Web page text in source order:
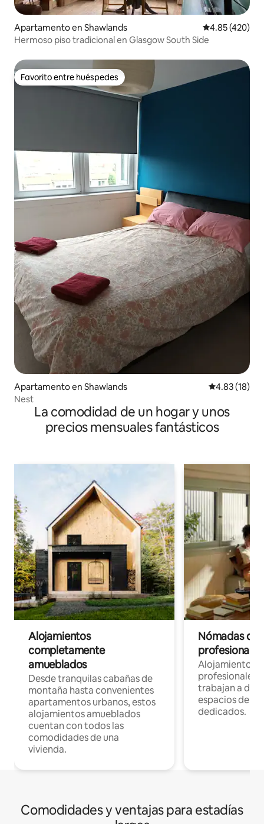
Apartamento en Shawlands Calificación
4.85 (420)
Hermoso piso tradicional en Glasgow South Side
Favorito entre huéspedes
Favorito entre huéspedes
Apartamento en Shawlands Calificación
4.83 (18)
Nest
La comodidad de un hogar y unos
precios mensuales fantásticos
Alojamientos
completamente
amueblados
Desde tranquilas cabañas de
montaña hasta convenientes
apartamentos urbanos, estos
alojamientos amueblados
cuentan con todos las
comodidades de una
vivienda.
Nómadas
Alojamientos
profesionales
trabajan a
espacios de
dedicados.
Comodidades y ventajas para estadías